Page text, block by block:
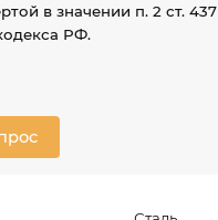
в значении п. 2 ст. 437
РФ.